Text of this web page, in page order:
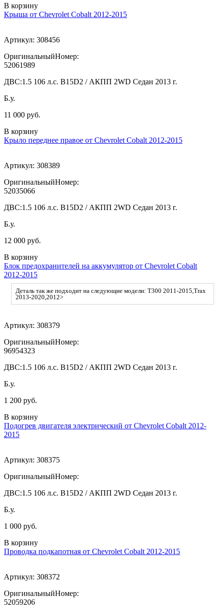
В корзину
Крыша от Chevrolet Cobalt 2012-2015
Артикул: 308456
ОригинальныйНомер:
52061989
ДВС:1.5 106 л.с. B15D2 / АКПП 2WD Седан 2013 г.
Б.у.
11 000 руб.
В корзину
Крыло переднее правое от Chevrolet Cobalt 2012-2015
Артикул: 308389
ОригинальныйНомер:
52035066
ДВС:1.5 106 л.с. B15D2 / АКПП 2WD Седан 2013 г.
Б.у.
12 000 руб.
В корзину
Блок предохранителей на аккумулятор от Chevrolet Cobalt
2012-2015
Деталь так же подходит на следующие модели: T300 2011-2015,Trax
2013-2020,2012>
Артикул: 308379
ОригинальныйНомер:
96954323
ДВС:1.5 106 л.с. B15D2 / АКПП 2WD Седан 2013 г.
Б.у.
1 200 руб.
В корзину
Подогрев двигателя электрический от Chevrolet Cobalt 2012-
2015
Артикул: 308375
ОригинальныйНомер:
ДВС:1.5 106 л.с. B15D2 / АКПП 2WD Седан 2013 г.
Б.у.
1 000 руб.
В корзину
Проводка подкапотная от Chevrolet Cobalt 2012-2015
Артикул: 308372
ОригинальныйНомер:
52059206